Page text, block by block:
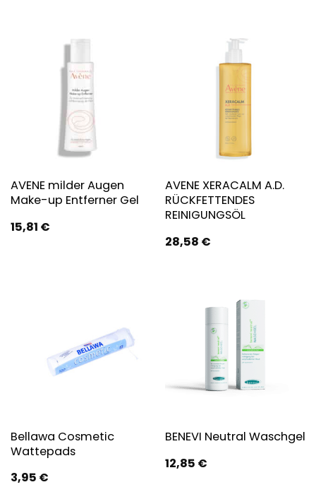
AVENE milder Augen
Make-up Entferner Gel
15,81 €
AVENE XERACALM A.D.
RÜCKFETTENDES
REINIGUNGSÖL
28,58 €
Bellawa Cosmetic
Wattepads
3,95 €
BENEVI Neutral Waschgel
12,85 €